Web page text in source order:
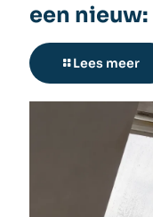
een
Lees meer